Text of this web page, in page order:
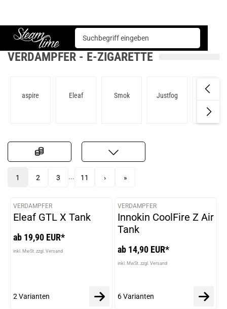
Steam time
E-Zigarette Verdampfer
VERDAMPFER - E-ZIGARETTE
aspire Eleaf Smok Justfog Innokin
1 2 3 ... 11 › »
VARIANTEN
VERDAMPFER
Eleaf GTL X Tank
ab 19,90 EUR*
inkl. MwSt. zzgl. Versand
2 Varianten
VARIANTEN
VERDAMPFER
Innokin CoolFire Z Air
Tank
ab 14,90 EUR*
inkl. MwSt. zzgl. Versand
6 Varianten